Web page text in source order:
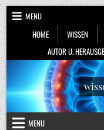
Skip
to
content
MENU
HOME
WISSEN
AUTOR U.
MENU